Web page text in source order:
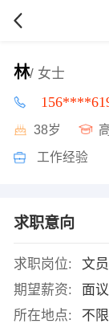
林/ 女士
38岁
工作经验
求职意向
求职岗位:
文员
期望薪资:
面议
所在地点:
不